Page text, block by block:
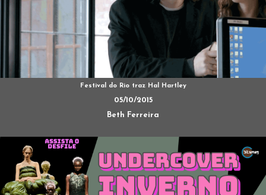
Festival do Rio traz Hal Hartley
05/10/2015
Beth Ferreira